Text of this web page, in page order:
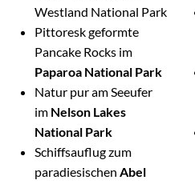
Westland National Park
Pittoresk geformte
Pancake Rocks im
Paparoa National Park
Natur pur am Seeufer
im Nelson Lakes
National Park
Schiffsauflug zum
paradiesischen Abel